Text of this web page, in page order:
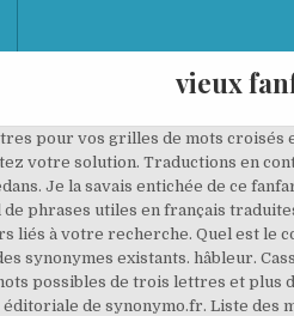
vieux
pour vos grilles de mots croisés
votre solution. Traductions en
Je la savais entichée de ce
phrases utiles en français
liés à votre recherche. Quel est le
synonymes existants. hâbleur.
possibles de trois lettres et plus
de synonymo.fr. Liste